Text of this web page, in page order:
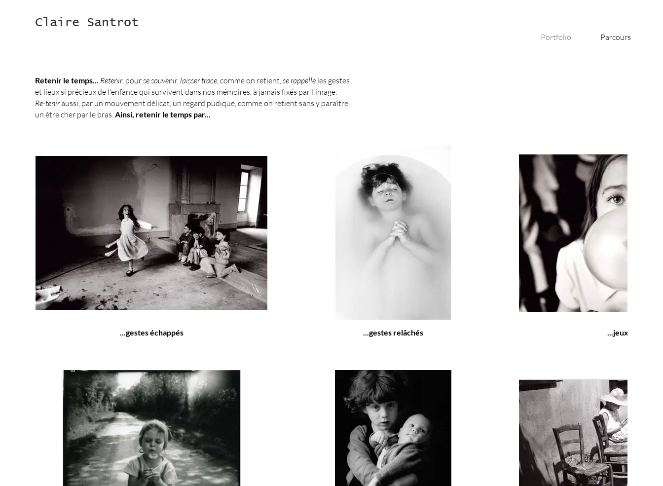
Claire Santrot
Portfolio Parcours
Retenir le temps... Retenir, pourse souvenir, laisser trace, comme on retient,se rappelle les gestes
et lieux si précieux de l'enfance qui survivent dans nos mémoires, à jamais fixés par l'image.
Re-teniraussi, par un mouvement délicat, un regard pudique, comme on retient sans y paraître
un être cher par le bras.Ainsi, retenir le temps par...
...gestes échappés ...gestes relâchés ...jeux d'enfants